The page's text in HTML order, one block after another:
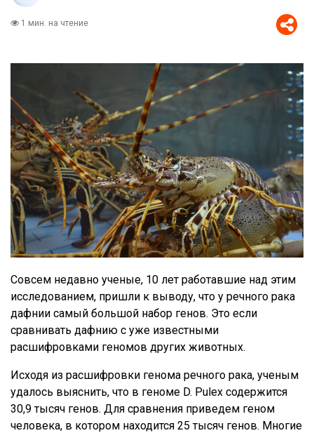
1 мин. на чтение
Совсем недавно ученые, 10 лет работавшие над этим
исследованием, пришли к выводу, что у речного рака
дафнии самый большой набор генов. Это если
сравнивать дафнию с уже известными
расшифровками геномов других животных.
Исходя из расшифровки генома речного рака, ученым
удалось выяснить, что в геноме D. Pulex содержится
30,9 тысяч генов. Для сравнения приведем геном
человека, в котором находится 25 тысяч генов. Многие